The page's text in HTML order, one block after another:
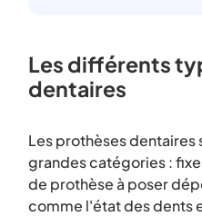
Les différents
dentaires
Les prothèses dentaires
grandes catégories :
de prothèse à poser
comme l'état des dents